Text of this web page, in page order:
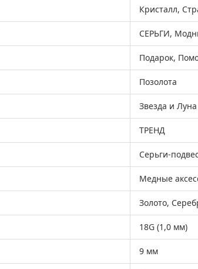
Кристалл,
СЕРЬГИ,
Подарок,
Позолота
Звезда и Луна
ТРЕНД
Серьги-
Медные
Золото,
18G (1,0 мм)
9 мм